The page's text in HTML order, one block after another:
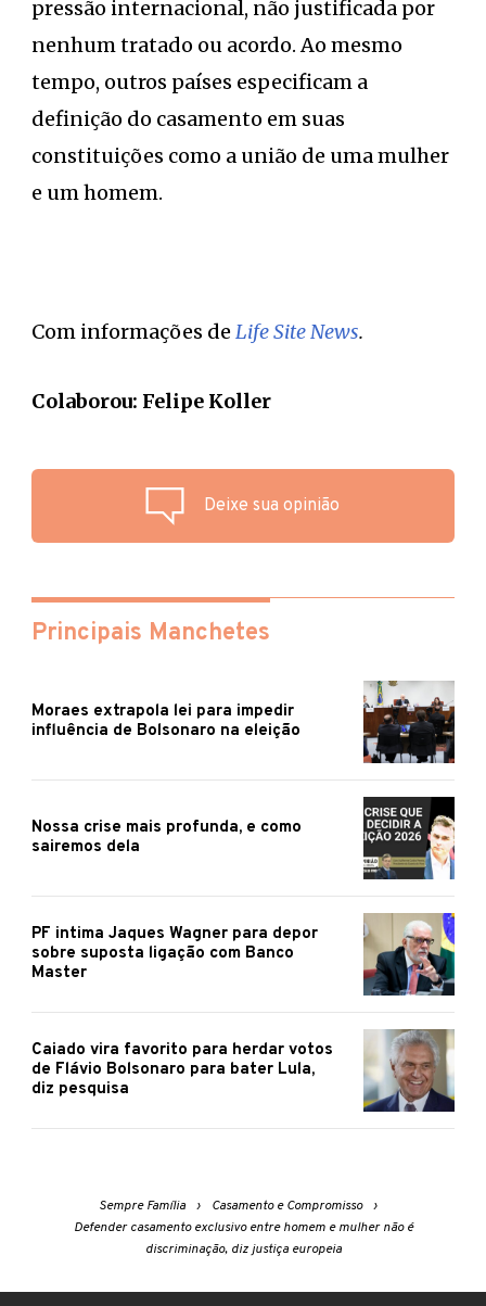
pressão internacional, não justificada por
nenhum tratado ou acordo. Ao mesmo
tempo, outros países especificam a
definição do casamento em suas
constituições como a união de uma mulher
e um homem.
Com informações de Life Site News.
Colaborou: Felipe Koller
Deixe sua opinião
Principais Manchetes
Moraes extrapola lei para impedir
influência de Bolsonaro na eleição
Nossa crise mais profunda, e como
sairemos dela
PF intima Jaques Wagner para depor
sobre suposta ligação com Banco
Master
Caiado vira favorito para herdar votos
de Flávio Bolsonaro para bater Lula,
diz pesquisa
Sempre Família
Casamento e Compromisso
Defender casamento exclusivo entre homem e mulher não é
discriminação, diz justiça europeia